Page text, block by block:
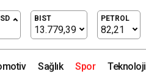
BIST
13.779,39
PETROL
82,21
Sağlık Spor Teknoloji
ile Buluştu